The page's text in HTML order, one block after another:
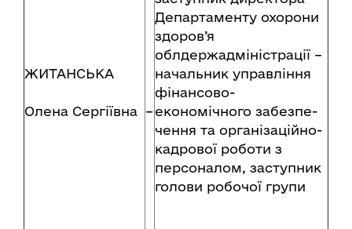
ЖИТАНСЬКА
Олена Сергіївна –
Департаменту охорони
здоров’я
облдержадміністрації –
начальник управління
фінансово-
економічного забезпе-
чення та організаційно-
кадрової роботи з
персоналом, заступник
голови робочої групи